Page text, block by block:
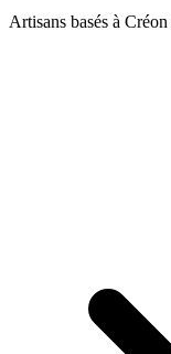
Artisans basés à Créon